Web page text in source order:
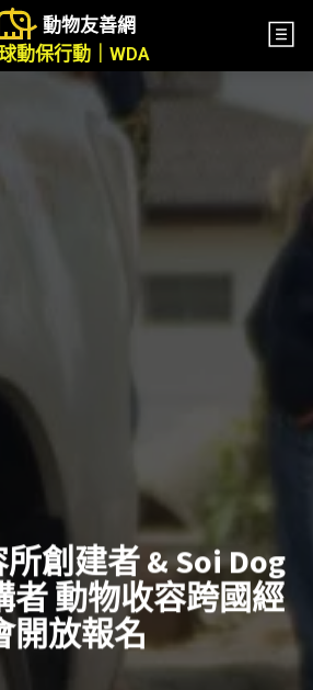
動物友善網
動保行動｜WDA
創建者 & Soi Dog
者 動物收容跨國經
開放報名